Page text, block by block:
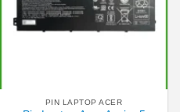
PIN LAPTOP ACER